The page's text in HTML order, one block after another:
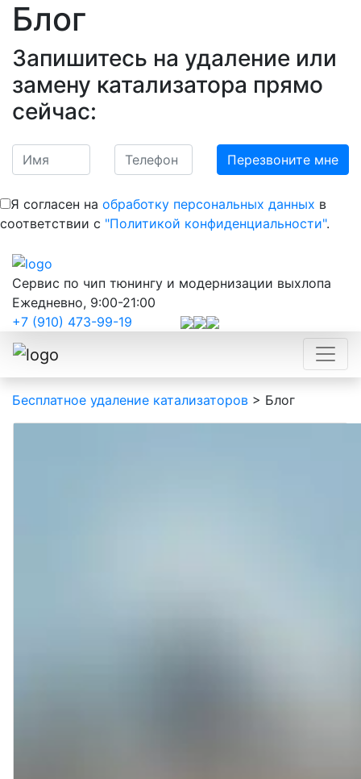
Блог
Запишитесь на удаление или
замену катализатора прямо
сейчас:
Я согласен на обработку персональных данных в
соответствии с "Политикой конфиденциальности".
Сервис по чип тюнингу и модернизации выхлопа
Ежедневно, 9:00-21:00
+7 (910) 473-99-19
Бесплатное удаление катализаторов > Блог